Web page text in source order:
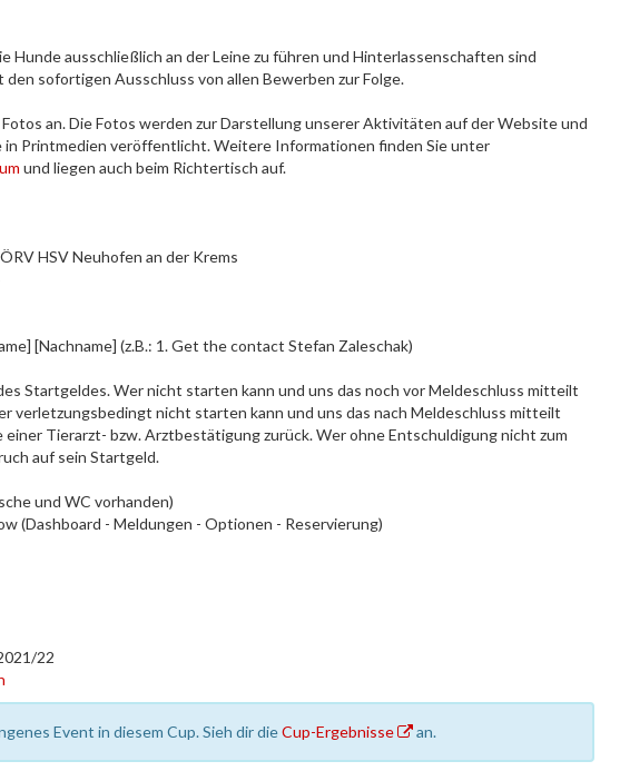
Hunde ausschließlich an der Leine zu führen und Hinterlassenschaften sind
sofortigen Ausschluss von allen Bewerben zur Folge.
an. Die Fotos werden zur Darstellung unserer Aktivitäten auf der Website und
in Printmedien veröffentlicht. Weitere Informationen finden Sie unter
und liegen auch beim Richtertisch auf.
HSV Neuhofen an der Krems
[Nachname] (z.B.: 1. Get the contact Stefan Zaleschak)
Startgeldes. Wer nicht starten kann und uns das noch vor Meldeschluss mitteilt
verletzungsbedingt nicht starten kann und uns das nach Meldeschluss mitteilt
einer Tierarzt- bzw. Arztbestätigung zurück. Wer ohne Entschuldigung nicht zum
auf sein Startgeld.
und WC vorhanden)
(Dashboard - Meldungen - Optionen - Reservierung)
22
Event in diesem Cup. Sieh dir dieCup-Ergebnisse an.